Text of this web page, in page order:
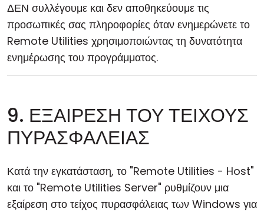
ΔΕΝ συλλέγουμε και δεν αποθηκεύουμε τις
προσωπικές σας πληροφορίες όταν ενημερώνετε το
Remote Utilities χρησιμοποιώντας τη δυνατότητα
ενημέρωσης του προγράμματος.
9. ΕΞΑΙΡΕΣΗ ΤΟΥ ΤΕΙΧΟΥΣ
ΠΥΡΑΣΦΑΛΕΙΑΣ
Κατά την εγκατάσταση, το "Remote Utilities - Host"
και το "Remote Utilities Server" ρυθμίζουν μια
εξαίρεση στο τείχος πυρασφάλειας των Windows για